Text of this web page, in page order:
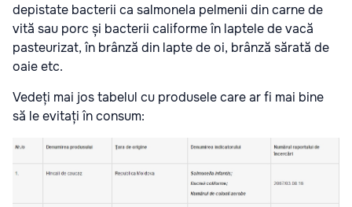
depistate bacterii ca salmonela pelmenii din carne de
vită sau porc și bacterii califorme în laptele de vacă
pasteurizat, în brânză din lapte de oi, brânză sărată de
oaie etc.
Vedeți mai jos tabelul cu produsele care ar fi mai bine
să le evitați în consum: